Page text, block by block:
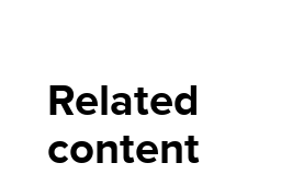
Related
content